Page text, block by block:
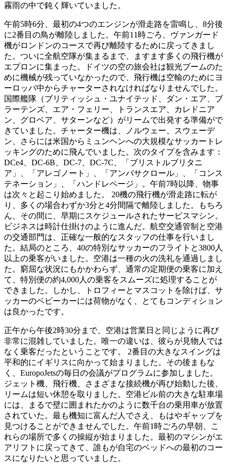
霧雨の中で鈍く輝いていました。
午前5時6分、最初の4つのエンジンが滑走路を雷鳴し、8分後
に2番目の鳥が離陸しました。午前11時ごろ、ヴァンガード
機がロンドンのコースで再び離陸するために戻ってきまし
た。ついに全航空隊が集まるまで、ますます多くの飛行機が
エプロンに集まった。ドイツの空の旅会社は観光ブームのた
めに機械が残っていなかったので、飛行機は空輸のためにヨ
ーロッパ中からチャーターされなければなりませんでした。
国際艦隊（ブリティッシュ・ユナイテッド、ダン・エア、ブ
ラーテンズ、エア・フェリー、トランスエア、カレドニア
ン、グロベア、サターンなど）がリームで出発する準備がで
きていました。チャーター機は、ノルウェー、スウェーデ
ン、さらには米国からミュンヘンへの大規模なサッカートレ
ッキングのために飛んでいました。次のタイプを含みます：
DCe4、DC-6B、DC-7、DC-7C、「ブリストルブリタニ
ア」、「アレゴノート」、「アンバサクロール」、「コンス
テネーション」、「ハンドレページ」。午前7時以降、物事
は次々と起こり始めました。 20機の飛行機が滑走路に転が
り、多くの場合わずか3分と4分間隔で離陸しました。もちろ
ん、その間に、早期にスケジュールされたサービスマシン。
ビジネスは時計仕掛けのように進んだ。航空交通管制と空港
の交通部門は、正確な一般的なスタッフの仕事を行いまし
た。結局のところ、40の特別なサッカーのフライトと3800人
以上の乗客がいました。空港は一種の火の洗礼を通過しまし
た。窮屈な状況にもかかわらず、通常の定期便の乗客に加え
て、特別便の約4,000人の乗客をスムーズに処理することが
できました。しかし、トロフィーとマスコットを除けば、サ
ッカーのベビーカーには荷物がなく、とてもコンディション
は良かったです。
正午から午後2時30分まで、空港は営業日と同じように再び
非常に混雑していました。唯一の違いは、彼らが見物人では
なく乗客だったということです。 2番目の大きなスイングは
平和的にイギリスに向かって始まりました。その後まもな
く、EuropoJetsの毎日の会議がプログラムに参加しました。
ジェット機、飛行機、さまざまな接続機が再び始動した後、
リームは短い休憩を取りました。空港ビル前の大きな駐車場
には、まるで壁に囲まれたかのように数千台の乗用車が放置
されていた。最も機知に富んだ人でさえ、もはやギャップを
見つけることができませんでした。午前1時ごろの早朝、こ
れらの場所で多くの操縦が始まりました。最初のマシンがエ
アリフトに戻ってきて、誰もが自宅のベッドへの最初のコー
スになりたいと思っていました。